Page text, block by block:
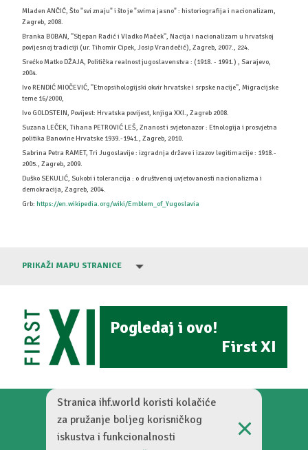
Mladen ANČIĆ, Što "svi znaju" i što je "svima jasno" : historiografija i nacionalizam,
Zagreb, 2008.
Branka BOBAN, ''Stjepan Radić i Vladko Maček'', Nacija i nacionalizam u hrvatskoj
povijesnoj tradiciji (ur. Tihomir Cipek, Josip Vrandečić), Zagreb, 2007., 224.
Srećko Matko DŽAJA, Politička realnost jugoslavenstva : (1918. - 1991.) , Sarajevo,
2004.
Ivo RENDIĆ MIOČEVIĆ, ''Etnopsihologijski okvir hrvatske i srpske nacije'', Migracijske
teme 16/2000,
Ivo GOLDSTEIN, Povijest: Hrvatska povijest, knjiga XXI., Zagreb 2008.
Suzana LEČEK, Tihana PETROVIĆ LEŠ, Znanost i svjetonazor : Etnologija i prosvjetna
politika Banovine Hrvatske 1939.-1941., Zagreb, 2010.
Sabrina Petra RAMET, Tri Jugoslavije : izgradnja države i izazov legitimacije : 1918.-
2005., Zagreb, 2009.
Duško SEKULIĆ, Sukobi i tolerancija : o društvenoj uvjetovanosti nacionalizma i
demokracija, Zagreb, 2004.
Grb: https://en.wikipedia.org/wiki/Emblem_of_Yugoslavia
PRIKAŽI MAPU STRANICE
Pogledaj i ovo!
First XI
Zamišljena nogometna povijest © 2026
Stranica ihf.world koristi kolačiće
za pružanje boljeg korisničkog
iskustva i funkcionalnosti